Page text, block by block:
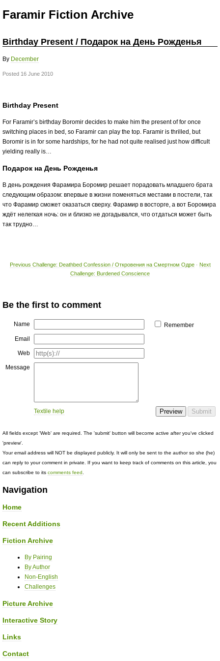
Faramir Fiction Archive
Birthday Present / Подарок на День Рожденья
By December
Posted 16 June 2010
Birthday Present
For Faramir’s birthday Boromir decides to make him the present of for once
switching places in bed, so Faramir can play the top. Faramir is thrilled, but
Boromir is in for some hardships, for he had not quite realised just how difficult
yielding really is…
Подарок на День Рожденья
В день рождения Фарамира Боромир решает порадовать младшего брата
следующим образом: впервые в жизни поменяться местами в постели, так
что Фарамир сможет оказаться сверху. Фарамир в восторге, а вот Боромира
ждёт нелегкая ночь: он и близко не догадывался, что отдаться может быть
так трудно…
Previous Challenge: Deathbed Confession / Откровения на Смертном Одре· Next
Challenge: Burdened Conscience
Be the first to comment
Name
Remember
Email
Web
Message
Textile help
All fields except 'Web' are required. The 'submit' button will become active after you've clicked
'preview'.
Your email address will NOT be displayed publicly. It will only be sent to the author so she (he)
can reply to your comment in private. If you want to keep track of comments on this article, you
can subscribe to its comments feed.
Navigation
Home
Recent Additions
Fiction Archive
By Pairing
By Author
Non-English
Challenges
Picture Archive
Interactive Story
Links
Contact